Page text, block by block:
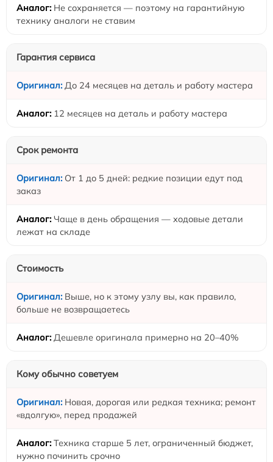
Не сохраняется — поэтому на гарантийную
технику аналоги не ставим
Гарантия сервиса
До 24 месяцев на деталь и работу мастера
12 месяцев на деталь и работу мастера
Срок ремонта
От 1 до 5 дней: редкие позиции едут под
заказ
Чаще в день обращения — ходовые детали
лежат на складе
Стоимость
Выше, но к этому узлу вы, как правило,
больше не возвращаетесь
Дешевле оригинала примерно на 20–40%
Кому обычно советуем
Новая, дорогая или редкая техника; ремонт
«вдолгую», перед продажей
Техника старше 5 лет, ограниченный бюджет,
нужно починить срочно